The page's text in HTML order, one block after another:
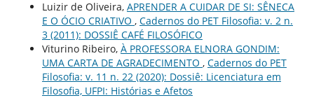
Luizir de Oliveira, APRENDER A CUIDAR DE SI: SÊNECA
E O ÓCIO CRIATIVO , Cadernos do PET Filosofia: v. 2 n.
3 (2011): DOSSIÊ CAFÉ FILOSÓFICO
Viturino Ribeiro, À PROFESSORA ELNORA GONDIM:
UMA CARTA DE AGRADECIMENTO , Cadernos do PET
Filosofia: v. 11 n. 22 (2020): Dossiê: Licenciatura em
Filosofia, UFPI: Histórias e Afetos